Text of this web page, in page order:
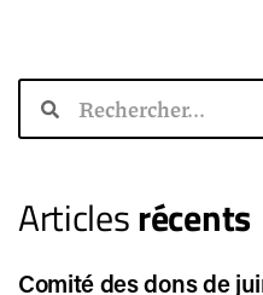
Articlesrécents
Comité des dons de